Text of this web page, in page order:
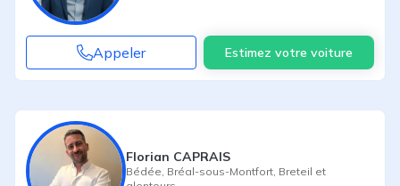
Appeler Estimez votre voiture
Florian CAPRAIS
Bédée Bréal-sous-Montfort Breteil et